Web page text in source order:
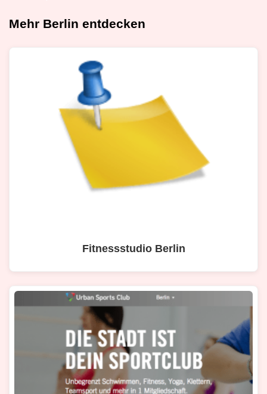
Mehr Berlin entdecken
Fitnessstudio Berlin